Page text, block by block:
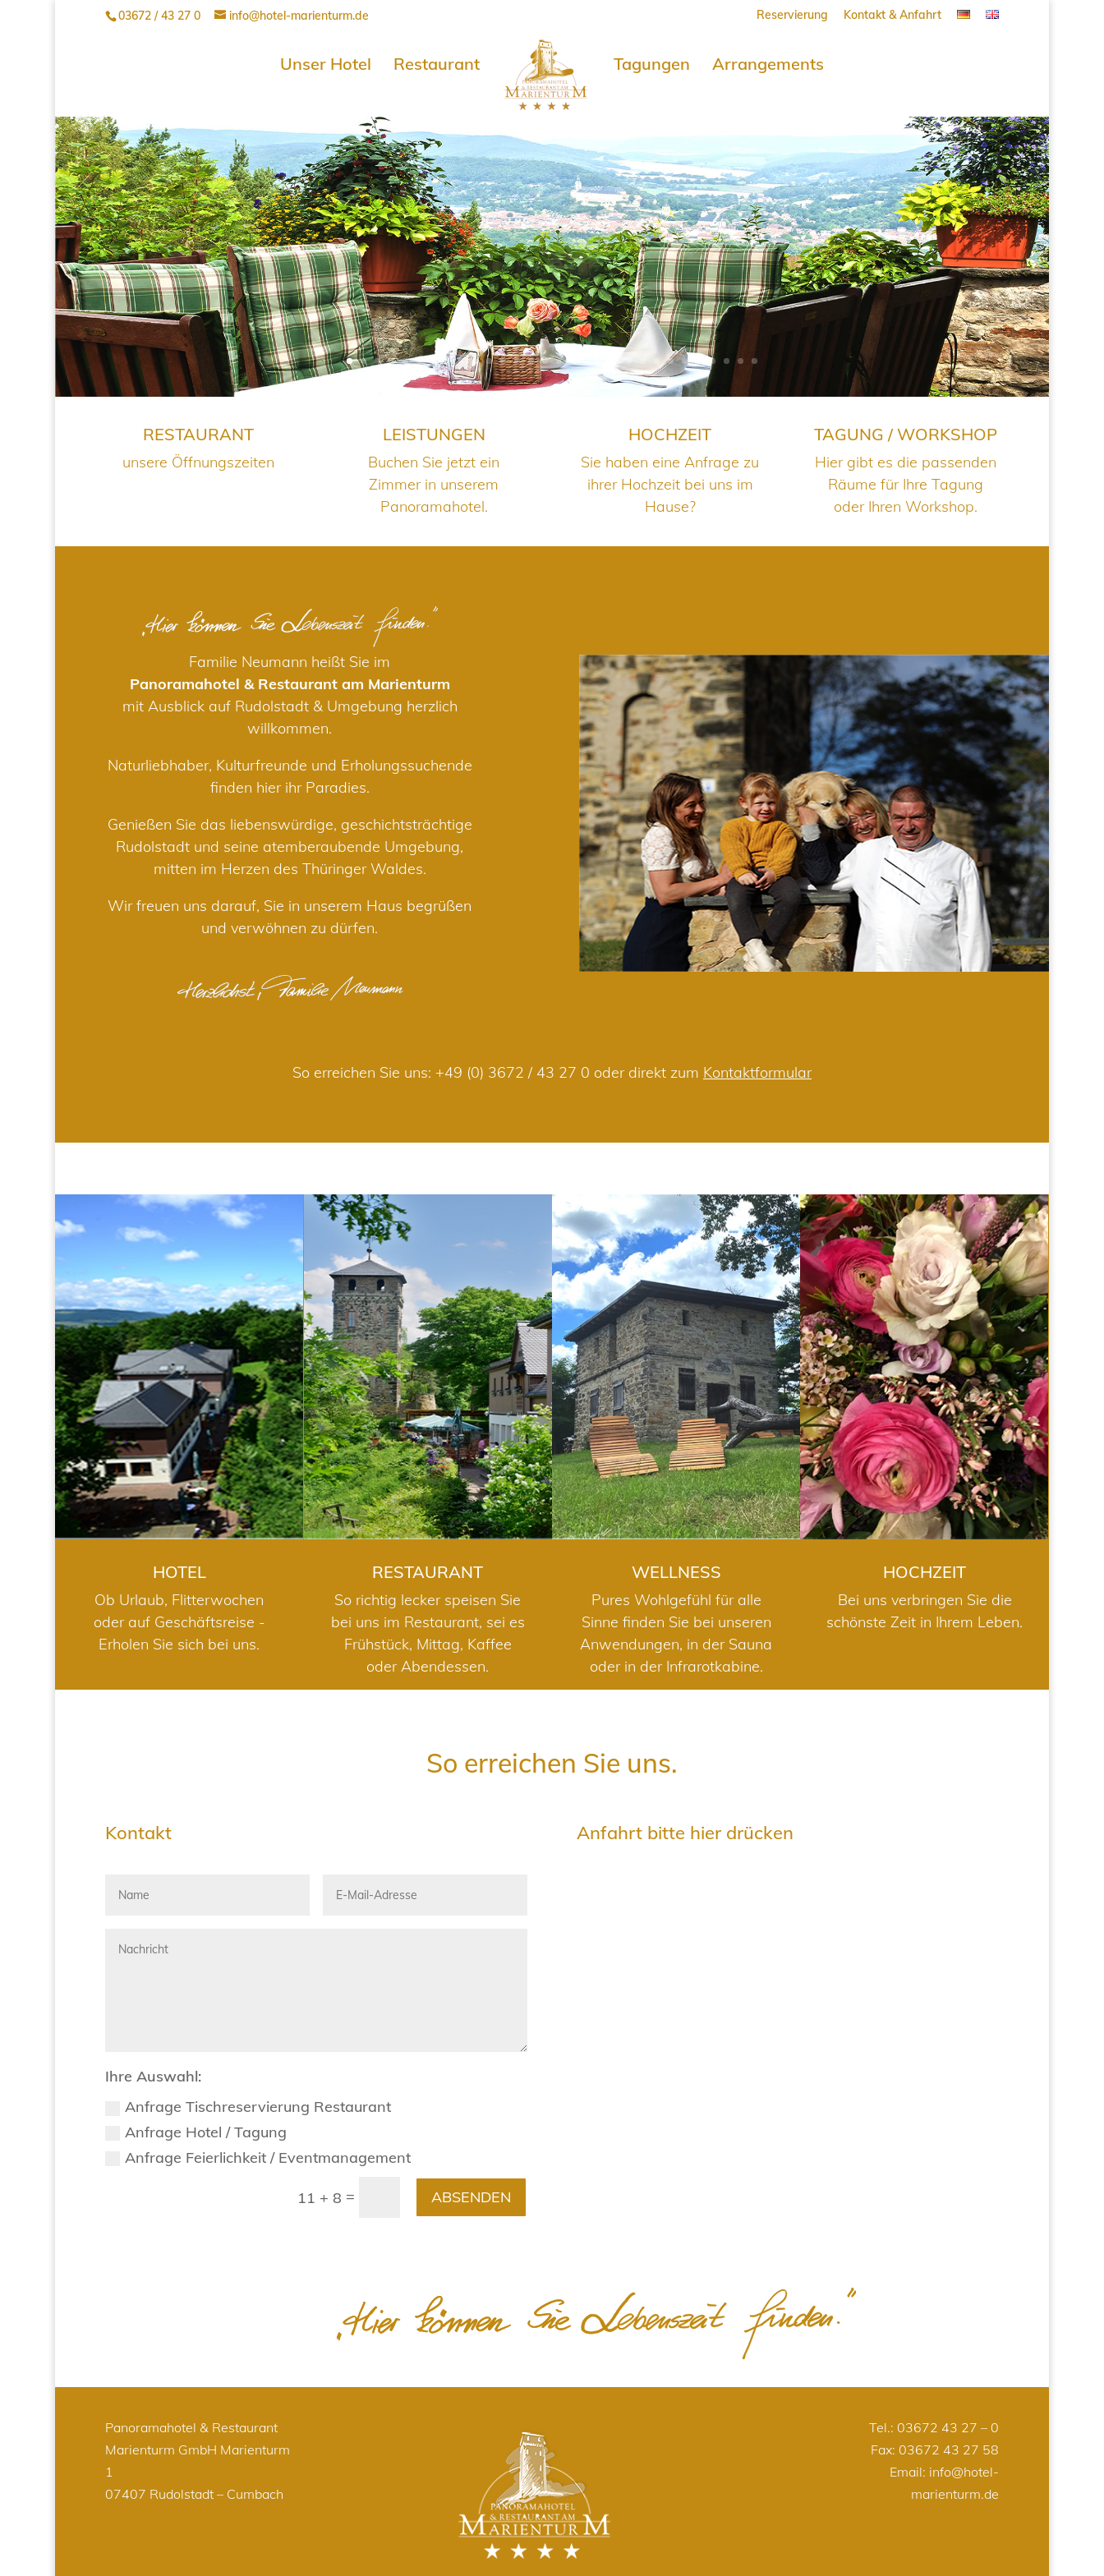
03672 / 43 27 0 info@hotel-marienturm.de Reservierung Kontakt & Anfahrt
Unser Hotel Restaurant Tagungen Arrangements
RESTAURANT
unsere Öffnungszeiten
LEISTUNGEN
Buchen Sie jetzt ein
Zimmer in unserem
Panoramahotel.
HOCHZEIT
Sie haben eine Anfrage zu
ihrer Hochzeit bei uns im
Hause?
TAGUNG / WORKSHOP
Hier gibt es die passenden
Räume für Ihre Tagung
oder Ihren Workshop.
Familie Neumann heißt Sie im
Panoramahotel & Restaurant am Marienturm
mit Ausblick auf Rudolstadt & Umgebung herzlich
willkommen.
Naturliebhaber, Kulturfreunde und Erholungssuchende
finden hier ihr Paradies.
Genießen Sie das liebenswürdige, geschichtsträchtige
Rudolstadt und seine atemberaubende Umgebung,
mitten im Herzen des Thüringer Waldes.
Wir freuen uns darauf, Sie in unserem Haus begrüßen
und verwöhnen zu dürfen.
So erreichen Sie uns: +49 (0) 3672 / 43 27 0 oder direkt zum Kontaktformular
HOTEL
HOTEL
Ob Urlaub, Flitterwochen
oder auf Geschäftsreise -
Erholen Sie sich bei uns.
RESTAURANT
RESTAURANT
So richtig lecker speisen Sie
bei uns im Restaurant, sei es
Frühstück, Mittag, Kaffee
oder Abendessen.
WELLNESS
WELLNESS
Pures Wohlgefühl für alle
Sinne finden Sie bei unseren
Anwendungen, in der Sauna
oder in der Infrarotkabine.
HOCHZEIT
HOCHZEIT
Bei uns verbringen Sie die
schönste Zeit in Ihrem Leben.
So erreichen Sie uns.
Kontakt
Ihre Auswahl:
Anfrage Tischreservierung Restaurant
Anfrage Hotel / Tagung
Anfrage Feierlichkeit / Eventmanagement
11 + 8 = ABSENDEN
Anfahrt bitte hier drücken
Panoramahotel & Restaurant
Marienturm GmbH Marienturm
1
07407 Rudolstadt – Cumbach
Tel.: 03672 43 27 – 0
Fax: 03672 43 27 58
Email: info@hotel-
marienturm.de